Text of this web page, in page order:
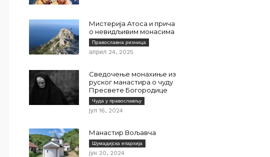
Мистерија Атоса и прича
о невидљивим монасима
Православна ризница
април 24, 2025
Сведочење монахиње из
руског манастира о чуду
Пресвете Богородице
Чуда у православљу
јул 16, 2024
Манастир Вољавча
Шумадијска епархија
јун 20, 2024